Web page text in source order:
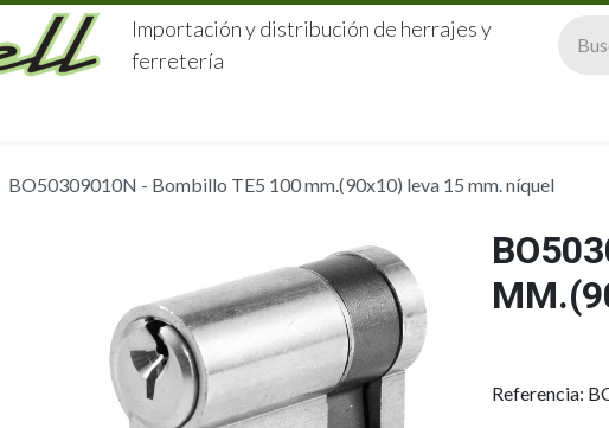
Importación y distribución de herrajes y
ferretería
BO50309010N - Bombillo TE5 100 mm.(90x10) leva 15 mm. níquel
Referencia: